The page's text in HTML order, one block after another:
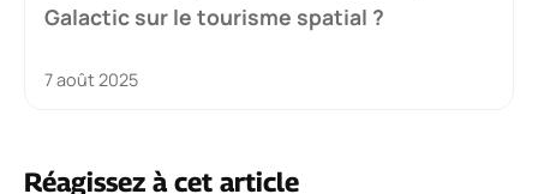
Galactic sur le tourisme spatial ?
7 août 2025
Réagissez à cet article